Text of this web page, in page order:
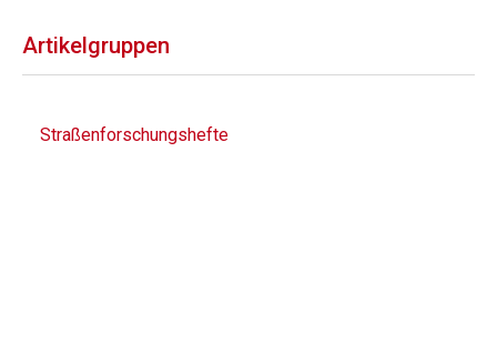
Artikelgruppen
Straßenforschungshefte